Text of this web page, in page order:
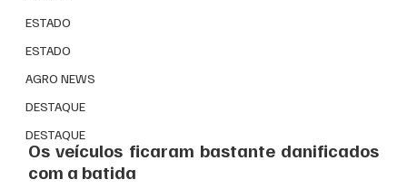
ESTADO
ESTADO
AGRO NEWS
DESTAQUE
DESTAQUE
Os veículos ficaram bastante danificados
com a batida